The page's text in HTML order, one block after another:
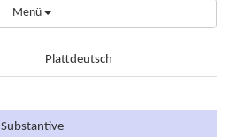
Menü
Plattdeutsch
Substantive